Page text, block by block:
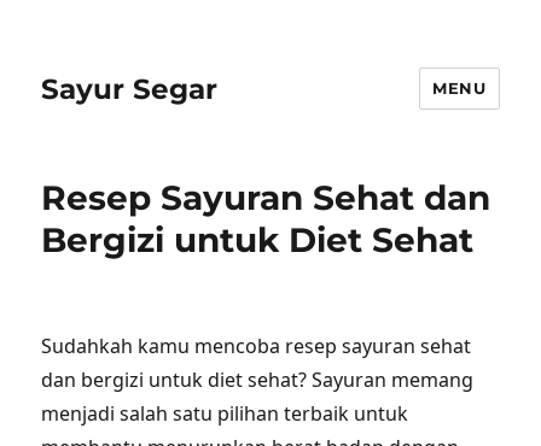
Sayur Segar MENU
Resep Sayuran Sehat dan
Bergizi untuk Diet Sehat
Sudahkah kamu mencoba resep sayuran sehat
dan bergizi untuk diet sehat? Sayuran memang
menjadi salah satu pilihan terbaik untuk